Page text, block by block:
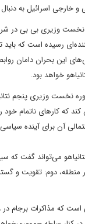
خارجی اسرائیل به
نخست وزیری بی بی در
رسیده است که
این بحران دامان
خواهد بود.
که کارهای ناتمام خود
آن برای آینده
می‌تواند گفت
دوم: تقویت و
است که مذاکرات برجام